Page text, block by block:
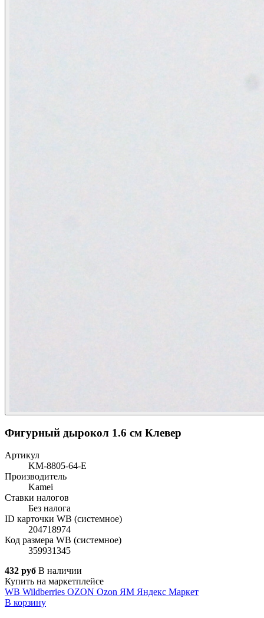
Фигурный дырокол 1.6 см Клевер
Артикул
KM-8805-64-E
Производитель
Kamei
Ставки налогов
Без налога
ID карточки WB (системное)
204718974
Код размера WB (системное)
359931345
432 руб В наличии
Купить на маркетплейсе
WB Wildberries OZON Ozon ЯМ Яндекс Маркет
В корзину